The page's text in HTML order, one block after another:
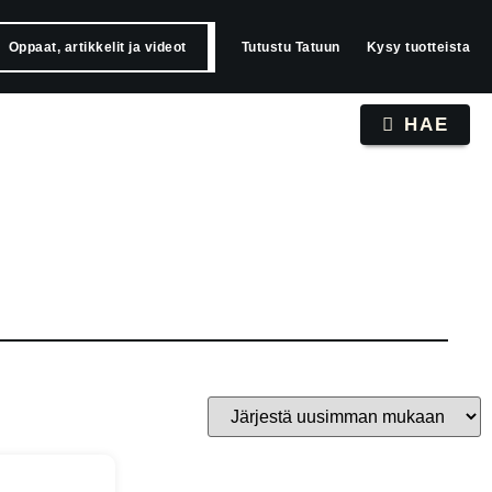
Oppaat, artikkelit ja videot Tutustu Tatuun Kysy tuotteista
HAE